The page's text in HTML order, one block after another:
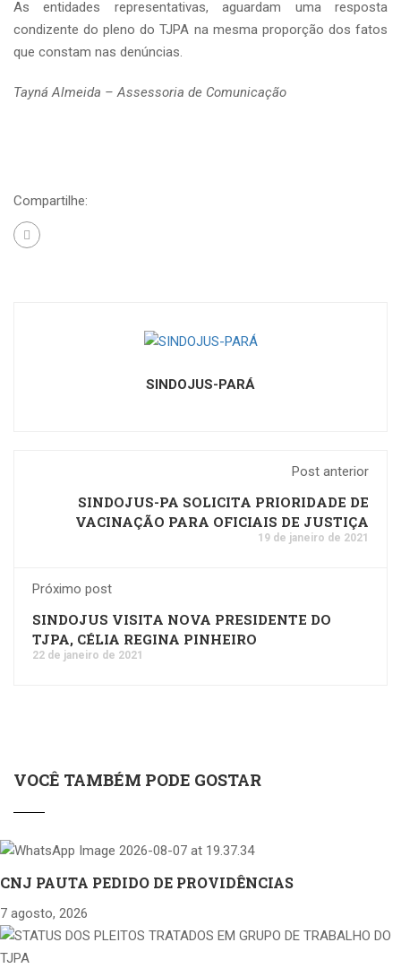
As entidades representativas, aguardam uma resposta
condizente do pleno do TJPA na mesma proporção dos fatos
que constam nas denúncias.
Tayná Almeida – Assessoria de Comunicação
Compartilhe:
SINDOJUS-PARÁ
Post anterior
SINDOJUS-PA SOLICITA PRIORIDADE DE
VACINAÇÃO PARA OFICIAIS DE JUSTIÇA
19 de janeiro de 2021
Próximo post
SINDOJUS VISITA NOVA PRESIDENTE DO
TJPA, CÉLIA REGINA PINHEIRO
22 de janeiro de 2021
VOCÊ TAMBÉM PODE GOSTAR
CNJ PAUTA PEDIDO DE PROVIDÊNCIAS
7 agosto, 2026